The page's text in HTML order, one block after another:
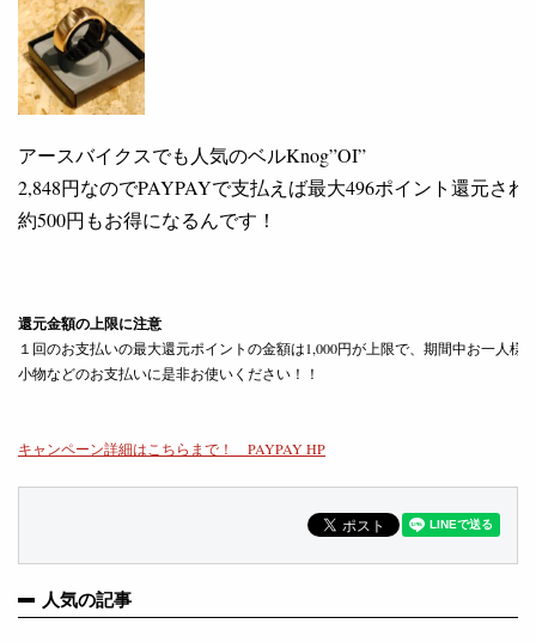
アースバイクスでも人気のベルKnog”OI”
2,848円なのでPAYPAYで支払えば最大496ポイント還元され
約500円もお得になるんです！
還元金額の上限に注意
１回のお支払いの最大還元ポイントの金額は1,000円が上限で、期間中お一人様
小物などのお支払いに是非お使いください！！
キャンペーン詳細はこちらまで！　PAYPAY HP
人気の記事